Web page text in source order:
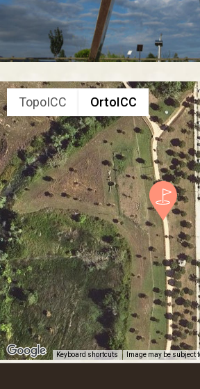
TopoICC OrtoICC
Keyboard shortcuts Image may be subject